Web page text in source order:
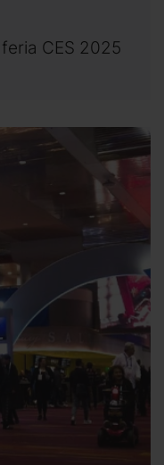
CES 2025